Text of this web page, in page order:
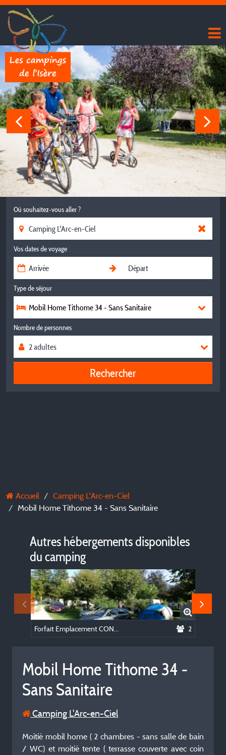
Où souhaitez-vous aller ?
Vos dates de voyage
Type de séjour
Mobil Home Tithome 34 - Sans Sanitaire
Nombre de personnes
Rechercher
Accueil
Camping L'Arc-en-Ciel
Mobil Home Tithome 34 - Sans Sanitaire
Autres hébergements disponibles
du camping
2
Mobil Home Tithome 34 -
Sans Sanitaire
Camping L'Arc-en-Ciel
Moitié mobil home ( 2 chambres - sans salle de bain
/ WC) et moitié tente ( terrasse couverte avec coin